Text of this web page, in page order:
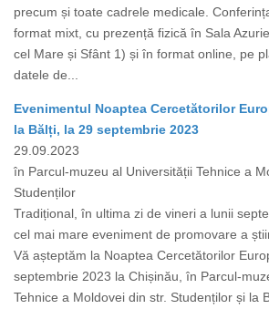
precum și toate cadrele medicale.
format mixt, cu prezență fizică în Sala
cel Mare și Sfânt 1) și în format online, pe
datele de...
Evenimentul Noaptea Cercetătorilor
la Bălți, la 29 septembrie 2023
29.09.2023
în Parcul-muzeu al Universității Tehnice a
Studenților
Tradițional, în ultima zi de vineri a lunii
cel mai mare eveniment de promovare a
Vă așteptăm la Noaptea Cercetătorilor
septembrie 2023 la Chișinău, în Parcul-
Tehnice a Moldovei din str. Studenților și la